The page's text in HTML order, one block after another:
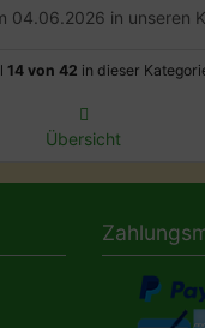
04.06.2026 in unseren
14 von 42 in dieser
Übersicht